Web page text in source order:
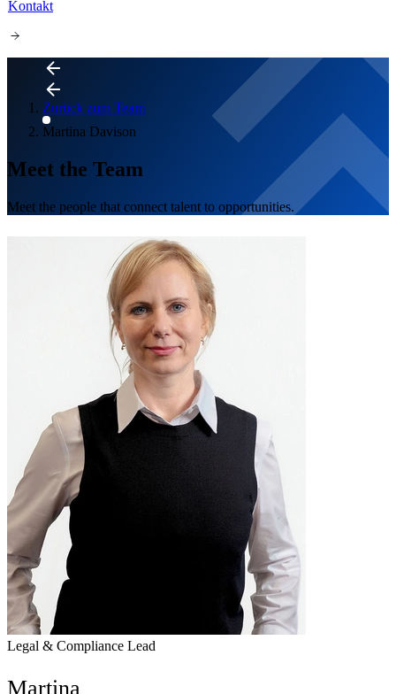
Kontakt
Zurück zum Team
Martina Davison
Meet the Team
Meet the people that connect talent to opportunities.
Legal & Compliance Lead
Martina